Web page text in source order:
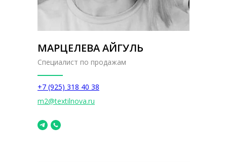
МАРЦЕЛЕВА АЙГУЛЬ
Специалист по продажам
+7 (925) 318 40 38
m2@textilnova.ru